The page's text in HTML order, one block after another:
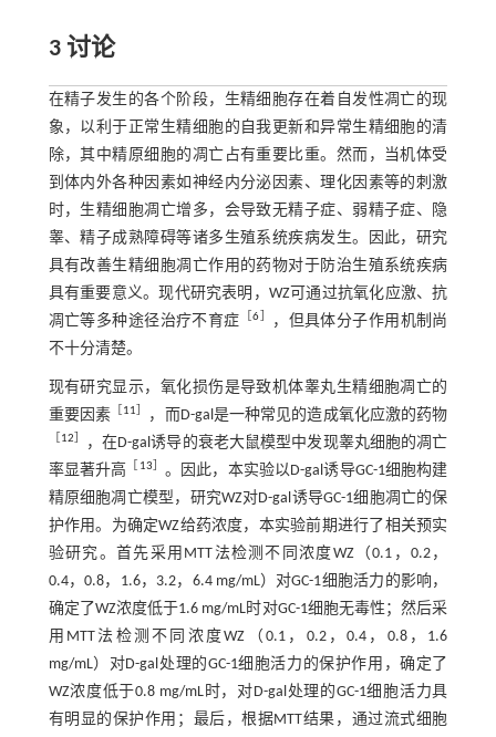
3 讨论
在精子发生的各个阶段，生精细胞存在着自发性凋亡的现
象，以利于正常生精细胞的自我更新和异常生精细胞的清
除，其中精原细胞的凋亡占有重要比重。然而，当机体受
到体内外各种因素如神经内分泌因素、理化因素等的刺激
时，生精细胞凋亡增多，会导致无精子症、弱精子症、隐
睾、精子成熟障碍等诸多生殖系统疾病发生。因此，研究
具有改善生精细胞凋亡作用的药物对于防治生殖系统疾病
具有重要意义。现代研究表明，WZ可通过抗氧化应激、抗
凋亡等多种途径治疗不育症
［6
，但具体分子作用机制尚
不十分清楚。
现有研究显示，氧化损伤是导致机体睾丸生精细胞凋亡的
重要因素
11 ，而D-gal是一种常见的造成氧化应激的药物
12
，在D-gal诱导的衰老大鼠模型中发现睾丸细胞的凋亡
率显著升高
13
。因此，本实验以D-gal诱导GC-1细胞构建
精原细胞凋亡模型，研究WZ对D-gal诱导GC-1细胞凋亡的保
护作用。为确定WZ给药浓度，本实验前期进行了相关预实
验研究。首先采用MTT法检测不同浓度WZ（0.1，0.2，
0.4，0.8，1.6，3.2，6.4 mg/mL）对GC-1细胞活力的影响，
确定了WZ浓度低于1.6 mg/mL时对GC-1细胞无毒性；然后采
用MTT法检测不同浓度WZ（0.1，0.2，0.4，0.8，1.6
mg/mL）对D-gal处理的GC-1细胞活力的保护作用，确定了
WZ浓度低于0.8 mg/mL时，对D-gal处理的GC-1细胞活力具
有明显的保护作用；最后，根据MTT结果，通过流式细胞